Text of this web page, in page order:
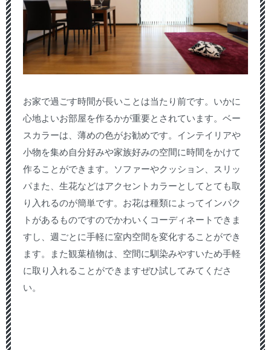
お家で過ごす時間が長いことは当たり前です。いかに
心地よいお部屋を作るかが重要とされています。ベー
スカラーは、薄めの色がお勧めです。インテイリアや
小物を集め自分好みや家族好みの空間に時間をかけて
作ることができます。ソファーやクッション、スリッ
パまた、生花などはアクセントカラーとしてとても取
り入れるのが簡単です。お花は種類によってインパク
トがあるものですのでかわいくコーディネートできま
すし、週ごとに手軽に室内空間を変化することができ
ます。また観葉植物は、空間に馴染みやすいため手軽
に取り入れることができますぜひ試してみてくださ
い。